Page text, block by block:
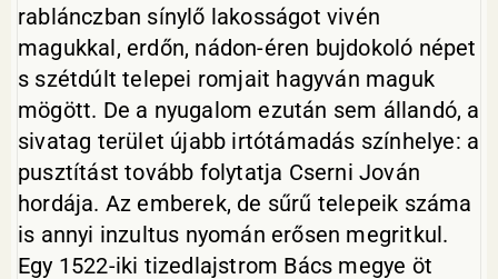
rablánczban sínylő lakosságot vivén
magukkal, erdőn, nádon-éren bujdokoló népet
s szétdúlt telepei romjait hagyván maguk
mögött. De a nyugalom ezután sem állandó, a
sivatag terület újabb irtótámadás színhelye: a
pusztítást tovább folytatja Cserni Jován
hordája. Az emberek, de sűrű telepeik száma
is annyi inzultus nyomán erősen megritkul.
Egy 1522-iki tizedlajstrom Bács megye öt